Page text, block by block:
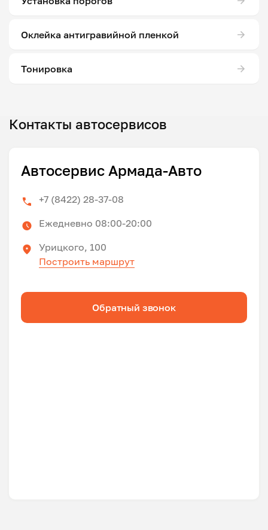
Оклейка антигравийной пленкой
Тонировка
Контакты автосервисов
Автосервис Армада-Авто
+7 (8422) 28-37-08
Ежедневно 08:00-20:00
Урицкого, 100
Построить маршрут
Обратный звонок